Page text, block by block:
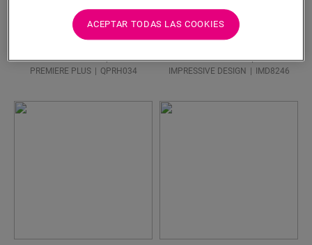
Roble Sacramento
LAMINADOS
PREMIERE PLUS
QPRH034
Roble jengibre
LAMINADOS
IMPRESSIVE DESIGN
IMD8246
ACEPTAR TODAS LAS COOKIES